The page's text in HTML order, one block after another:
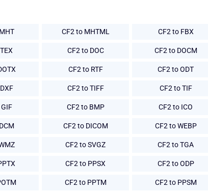
CF2 to MHTML CF2 to FBX
CF2 to DOC CF2 to DOCM
CF2 to RTF CF2 to ODT
CF2 to TIFF CF2 to TIF
CF2 to BMP CF2 to ICO
CF2 to DICOM CF2 to WEBP
CF2 to SVGZ CF2 to TGA
CF2 to PPSX CF2 to ODP
CF2 to PPTM CF2 to PPSM